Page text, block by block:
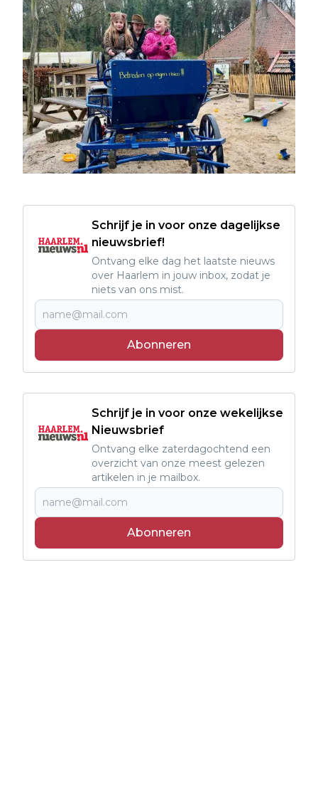
Schrijf je in voor onze dagelijkse
nieuwsbrief!
Ontvang elke dag het laatste nieuws
over Haarlem in jouw inbox, zodat je
niets van ons mist.
Abonneren
Schrijf je in voor onze wekelijkse
Nieuwsbrief
Ontvang elke zaterdagochtend een
overzicht van onze meest gelezen
artikelen in je mailbox.
Abonneren